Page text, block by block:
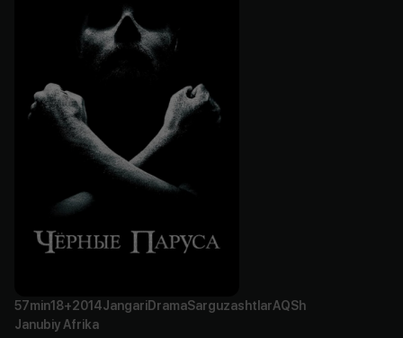
57min18+2014JangariDramaSarguzashtlarAQSh
Janubiy Afrika